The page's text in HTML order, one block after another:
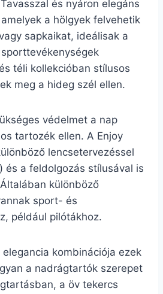
és nyáron elegáns
a hölgyek felvehetik
sapkaikat, ideálisak a
téli kollekcióban stílusos
meg a hideg szél ellen.
védelmet a nap
tartozék ellen. A Enjoy
lencsetervezéssel
és a feldolgozás stílusával is
különböző
sport- és
például pilótákhoz.
kombinációja ezek
a nadrágtartók szerepet
a öv tekercs